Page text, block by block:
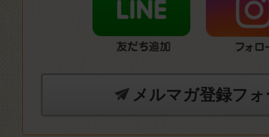
メルマガ登録フ